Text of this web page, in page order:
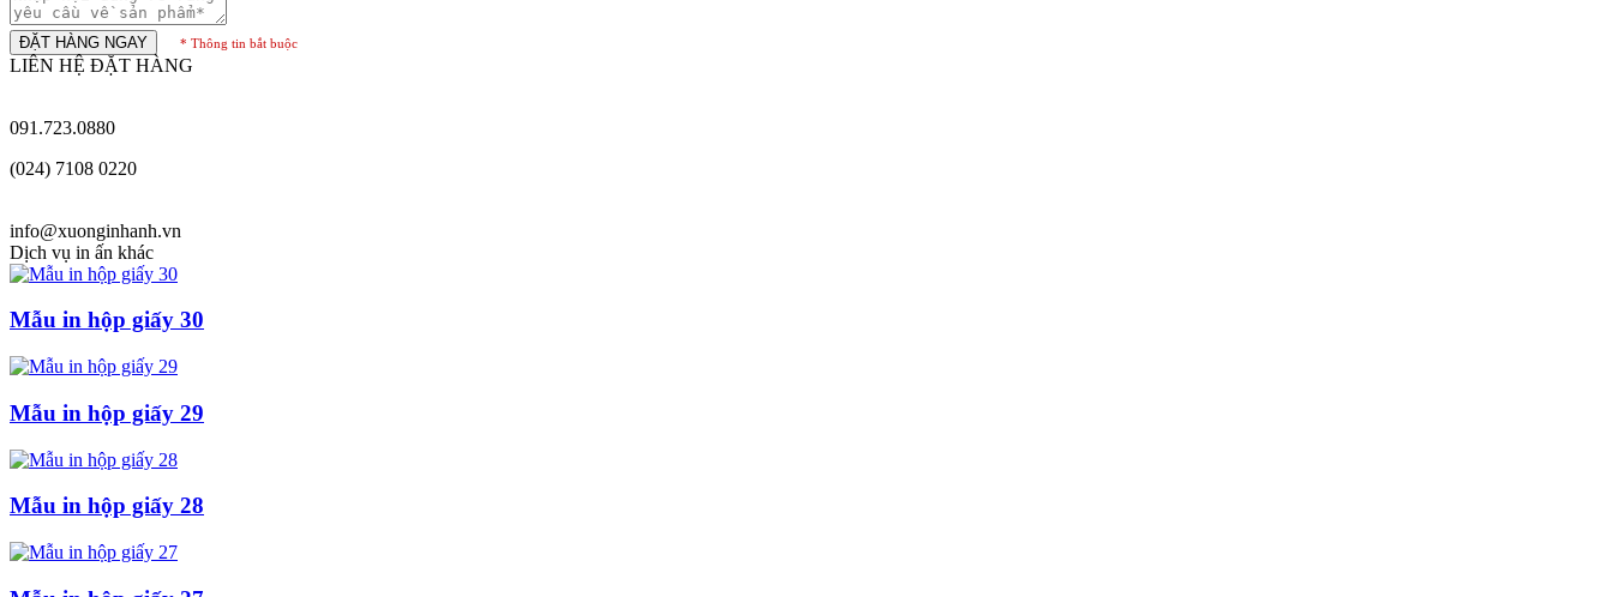
ĐẶT HÀNG NGAY * Thông tin bắt buộc
LIÊN HỆ ĐẶT HÀNG
091.723.0880
(024) 7108 0220
info@xuonginhanh.vn
Dịch vụ in ấn khác
Mẫu in hộp giấy 30
Mẫu in hộp giấy 29
Mẫu in hộp giấy 28